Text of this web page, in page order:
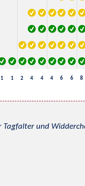
1 1 2 4 4 4 6 6 8
und